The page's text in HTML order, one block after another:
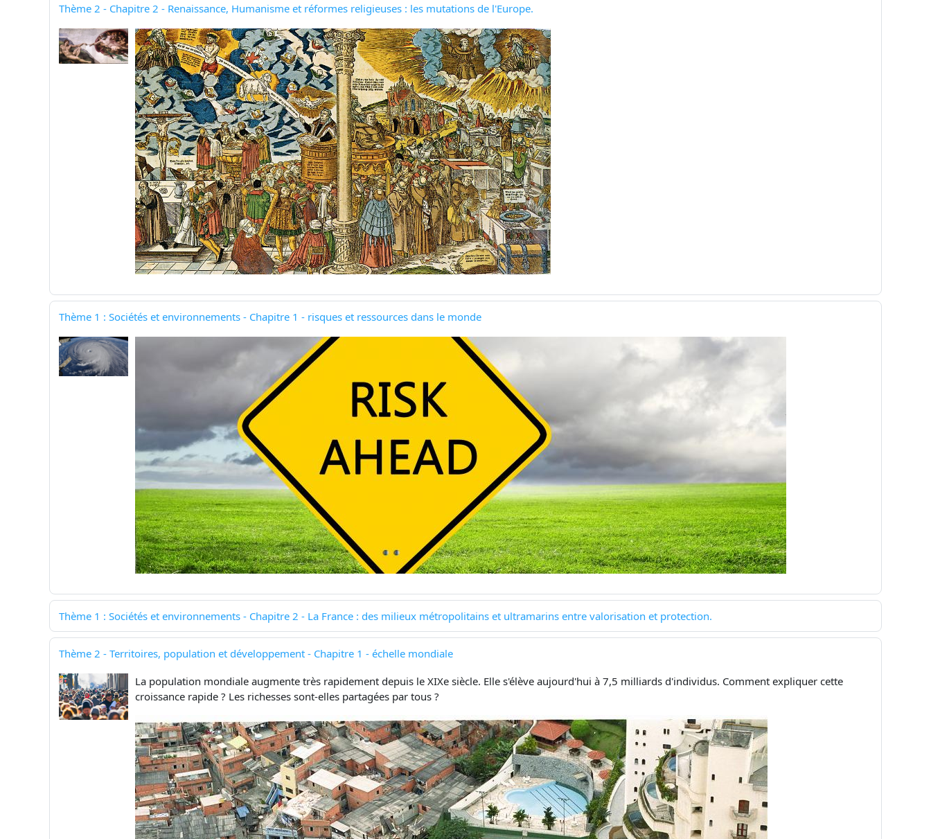
Thème 2 - Chapitre 2 - Renaissance, Humanisme et réformes religieuses : les mutations de l'Europe.
Thème 1 : Sociétés et environnements - Chapitre 1 - risques et ressources dans le monde
Thème 1 : Sociétés et environnements - Chapitre 2 - La France : des milieux métropolitains et ultramarins entre valorisation et protection.
Thème 2 - Territoires, population et développement - Chapitre 1 - échelle mondiale
La population mondiale augmente très rapidement depuis le XIXe siècle. Elle s'élève aujourd'hui à 7,5 milliards d'individus. Comment expliquer cette
croissance rapide ? Les richesses sont-elles partagées par tous ?